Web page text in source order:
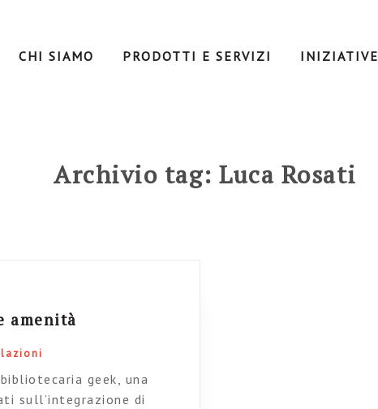
CHI SIAMO PRODOTTI E SERVIZI INIZIATIVE
Archivio tag: Luca Rosati
amenità
geek, una
sull’integrazione di